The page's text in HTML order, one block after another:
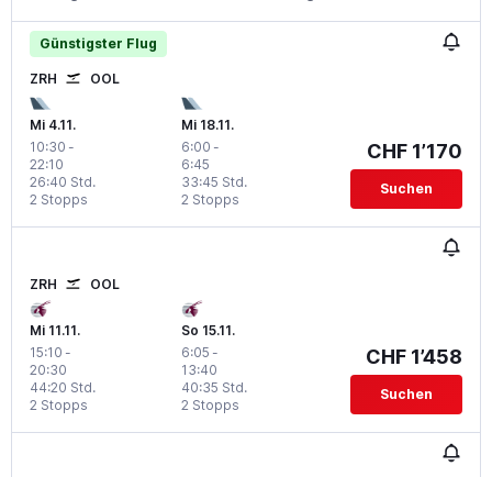
Günstigster Flug
ZRH OOL
Mi 4.11.
10:30 -
22:10
2 Stopps
26:40 Std.
Mi 18.11.
6:00 -
6:45
2 Stopps
33:45 Std.
CHF 1’170
Suchen
ZRH OOL
Mi 11.11.
15:10 -
20:30
2 Stopps
44:20 Std.
So 15.11.
6:05 -
13:40
2 Stopps
40:35 Std.
CHF 1’458
Suchen